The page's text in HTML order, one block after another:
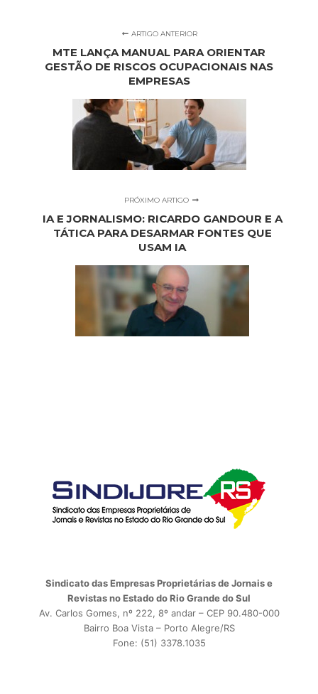
ARTIGO ANTERIOR
MTE LANÇA MANUAL PARA ORIENTAR
GESTÃO DE RISCOS OCUPACIONAIS NAS
EMPRESAS
PRÓXIMO ARTIGO
IA E JORNALISMO: RICARDO GANDOUR E A
TÁTICA PARA DESARMAR FONTES QUE
USAM IA
Sindicato das Empresas Proprietárias de Jornais e
Revistas no Estado do Rio Grande do Sul
Av. Carlos Gomes, nº 222, 8º andar – CEP 90.480-000
Bairro Boa Vista – Porto Alegre/RS
Fone: (51) 3378.1035